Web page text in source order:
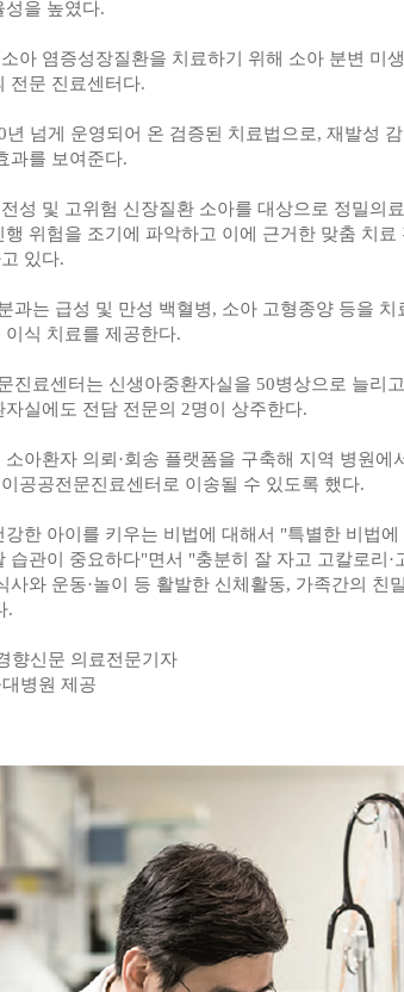
성을 높였다.
아 염증성장질환을 치료하기 위해 소아 분변 미
전문 진료센터다.
년 넘게 운영되어 온 검증된 치료법으로, 재발성
과를 보여준다.
성 및 고위험 신장질환 소아를 대상으로 정밀의
행 위험을 조기에 파악하고 이에 근거한 맞춤 치료
있다.
과는 급성 및 만성 백혈병, 소아 고형종양 등을
이식 치료를 제공한다.
진료센터는 신생아중환자실을 50병상으로 늘리
자실에도 전담 전문의 2명이 상주한다.
소아환자 의뢰·회송 플랫폼을 구축해 지역 병원에
공공전문진료센터로 이송될 수 있도록 했다.
강한 아이를 키우는 비법에 대해서 "특별한 비법
습관이 중요하다"면서 "충분히 잘 자고 고칼로리·
사와 운동·놀이 등 활발한 신체활동, 가족간의 친
.
향신문 의료전문기자
병원 제공